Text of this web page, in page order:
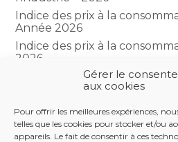
Gérer le
aux cookies
Pour offrir les meilleures expériences,
telles que les cookies pour stocker et/ou
appareils. Le fait de consentir à ces
Indice des prix à la
Année 2026
Indice des prix à la
2026
Indice du climat des affaires
COMMENTAIRES RÉCENTS